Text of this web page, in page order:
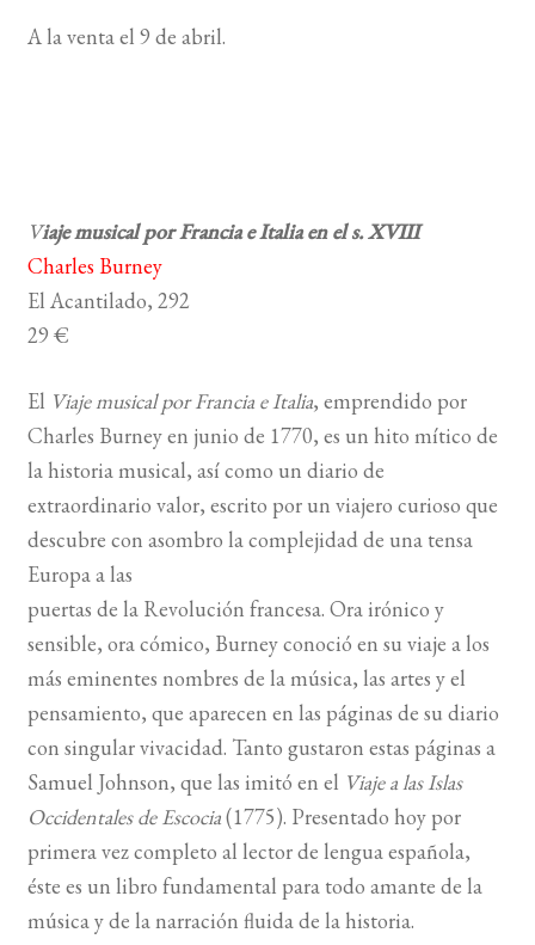
A la venta el 9 de abril.
Viaje musical por Francia e Italia en el s. XVIII
Charles Burney
El Acantilado, 292
29 €
El Viaje musical por Francia e Italia, emprendido por
Charles Burney en junio de 1770, es un hito mítico de
la historia musical, así como un diario de
extraordinario valor, escrito por un viajero curioso que
descubre con asombro la complejidad de una tensa
Europa a las
puertas de la Revolución francesa. Ora irónico y
sensible, ora cómico, Burney conoció en su viaje a los
más eminentes nombres de la música, las artes y el
pensamiento, que aparecen en las páginas de su diario
con singular vivacidad. Tanto gustaron estas páginas a
Samuel Johnson, que las imitó en el Viaje a las Islas
Occidentales de Escocia(1775). Presentado hoy por
primera vez completo al lector de lengua española,
éste es un libro fundamental para todo amante de la
música y de la narración fluida de la historia.